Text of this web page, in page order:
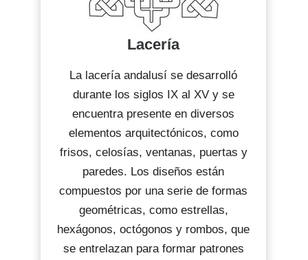
Lacería
La lacería andalusí se desarrolló
durante los siglos IX al XV y se
encuentra presente en diversos
elementos arquitectónicos, como
frisos, celosías, ventanas, puertas y
paredes. Los diseños están
compuestos por una serie de formas
geométricas, como estrellas,
hexágonos, octógonos y rombos, que
se entrelazan para formar patrones